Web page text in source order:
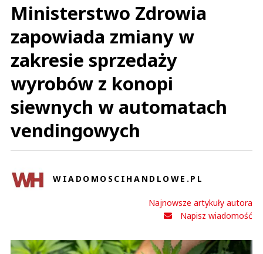
Ministerstwo Zdrowia
zapowiada zmiany w
zakresie sprzedaży
wyrobów z konopi
siewnych w automatach
vendingowych
WIADOMOSCIHANDLOWE.PL
Najnowsze artykuły autora
Napisz wiadomość